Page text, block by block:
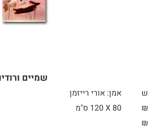
₪
שמיים
אמן: אורי רייזמן
80 X